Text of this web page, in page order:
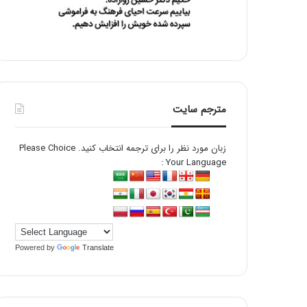
مترجم سایت
زبان مورد نظر را برای ترجمه انتخاب کنید. Please Choice
Your Language :
Powered by Translate